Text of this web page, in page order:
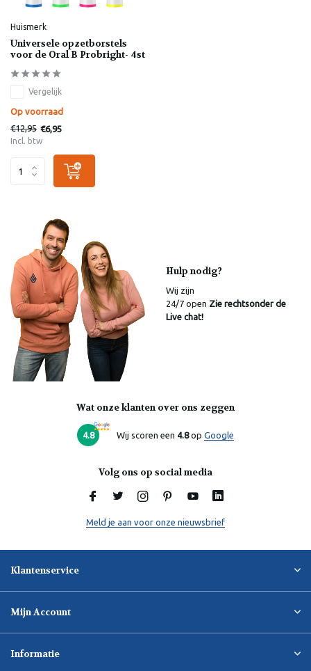
Huismerk
Universele opzetborstels
voor de Oral B Probright- 4st
Vergelijk
Op voorraad
€12,95 €6,95
Incl. btw
Hulp nodig?
Wij zijn
24/7 open Zie rechtsonder de
Live chat!
Wat onze klanten over ons zeggen
4.8 Wij scoren een 4.8op Google
Volg ons op social media
Meld je aan voor onze nieuwsbrief
Klantenservice
Mijn Account
Informatie
Online